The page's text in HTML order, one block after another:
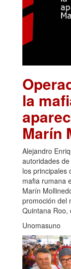
la
Marín
Alejandro
autoridades
los principales
mafia rumana
Marín
promoción del
Quintana Roo,
Unomasuno